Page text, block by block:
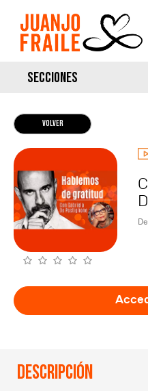
SECCIONES
VOLVER
Descripción